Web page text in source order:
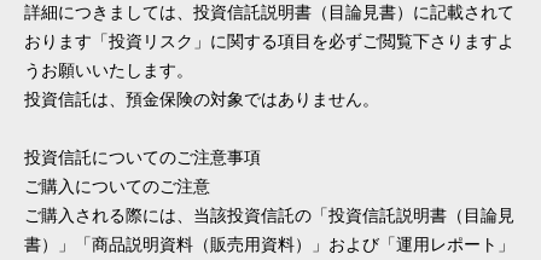
詳細につきましては、投資信託説明書（目論見書）に記載されて
おります「投資リスク」に関する項目を必ずご閲覧下さりますよ
うお願いいたします。
投資信託は、預金保険の対象ではありません。
投資信託についてのご注意事項
ご購入についてのご注意
ご購入される際には、当該投資信託の「投資信託説明書（目論見
書）」「商品説明資料（販売用資料）」および「運用レポート」